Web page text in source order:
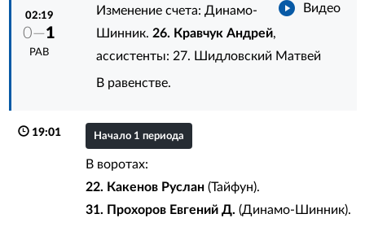
02:19
0—1
РАВ
Видео
Изменение счета: Динамо-
Шинник.26. Кравчук Андрей,
ассистенты: 27. Шидловский Матвей
В равенстве.
19:01 Начало 1 периода
В воротах:
22. Какенов Руслан(Тайфун).
31. Прохоров Евгений Д. (Динамо-Шинник).